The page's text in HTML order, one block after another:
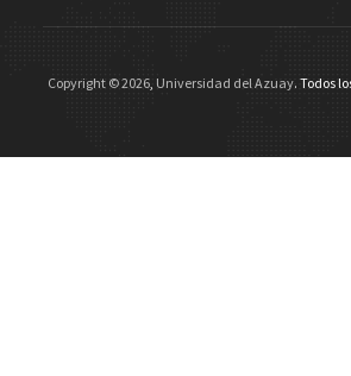
Copyright ©2026, Universidad del Azuay. Todos